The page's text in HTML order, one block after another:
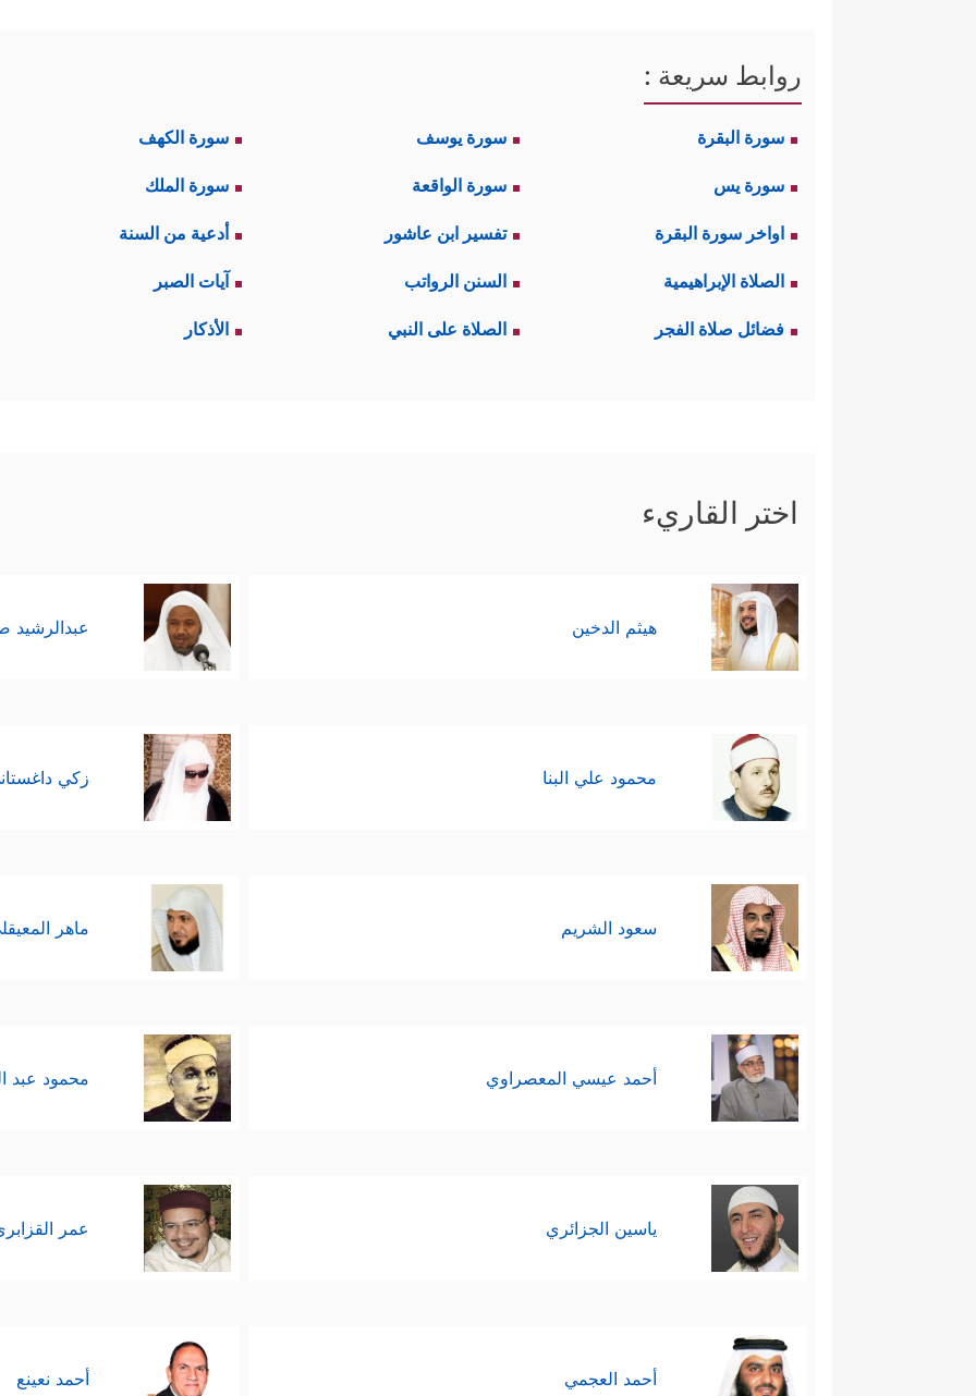
روابط سريعة :
سورة البقرة سورة يوسف سورة الكهف
سورة يس سورة الواقعة سورة الملك
اواخر سورة البقرة تفسير ابن عاشور أدعية من السنة
الصلاة الإبراهيمية السنن الرواتب آيات الصبر
فضائل صلاة الفجر الصلاة على النبي الأذكار
اختر القاريء
هيثم الدخين عبدالرشيد
محمود علي البنا زكي
سعود الشريم ماهر
أحمد عيسي المعصراوي محمود عبد
ياسين الجزائري عمر
أحمد العجمي أحمد نعينع